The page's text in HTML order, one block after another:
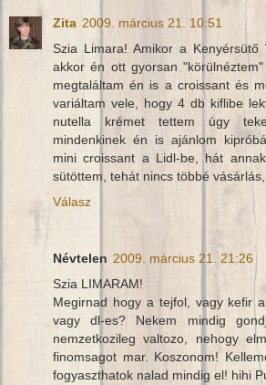
Zita 2009. március 21. 10:51
Szia Limara! Amikor a Kenyérsütő
akkor én ott gyorsan
megtaláltam én is a croissant és
variáltam vele, hogy 4 db kiflibe
nutella krémet tettem úgy
mindenkinek én is ajánlom
mini croissant a Lidl-be, hát
sütöttem, tehát nincs többé
Válasz
Névtelen 2009. március 21. 21:26
Szia LIMARAM!
Megirnad hogy a tejfol, vagy kefir
vagy dl-es? Nekem mindig
nemzetkozileg valtozo, nehogy
finomsagot mar. Koszonom!
fogyaszthatok nalad mindig el! hihi